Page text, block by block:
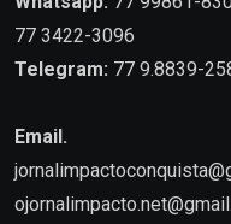
77 3422-3096
Telegram: 77 9.8839-
Email.